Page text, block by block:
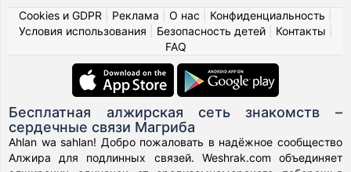
Cookies и GDPR
Реклама О нас Конфиденциальность
Условия использования
Безопасность детей| Контакты
FAQ
Бесплатная алжирская сеть знакомств –
сердечные связи Магриба
Ahlan wa sahlan! Добро пожаловать в надёжное сообщество
Алжира для подлинных связей. Weshrak.com объединяет